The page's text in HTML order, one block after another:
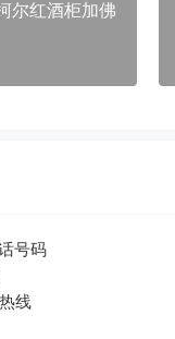
尔红酒柜加佛
号码
线